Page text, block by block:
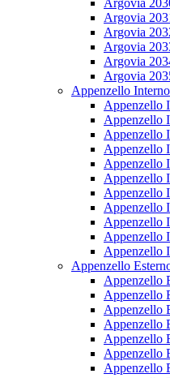
Argovia
Argovia
Argovia
Argovia
Argovia
Argovia
Appenzello Interno
Appenzello
Appenzello
Appenzello
Appenzello
Appenzello
Appenzello
Appenzello
Appenzello
Appenzello
Appenzello
Appenzello
Appenzello
Appenzello
Appenzello
Appenzello
Appenzello
Appenzello
Appenzello
Appenzello